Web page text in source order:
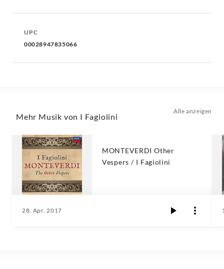
UPC
00028947835066
Mehr Musik von I Fagiolini
Alle anzeigen
MONTEVERDI Other
Vespers / I Fagiolini
28. Apr. 2017